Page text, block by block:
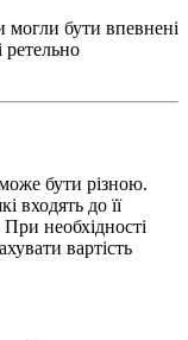
могли бути впевнені
ретельно
бути різною.
входять до її
необхідності
вартість